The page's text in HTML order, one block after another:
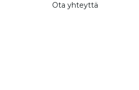
Ota yhteyttä